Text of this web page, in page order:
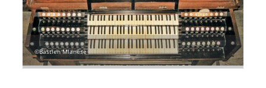
©Bastien Mlanèse